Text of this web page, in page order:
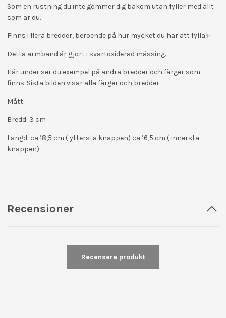
Som en rustning du inte gömmer dig bakom utan fyller med allt
som är du.
Finns i flera bredder, beroende på hur mycket du har att fylla✨
Detta armband är gjort i svartoxiderad mässing.
Här under ser du exempel på andra bredder och färger som
finns. Sista bilden visar alla färger och bredder.
Mått:
Bredd: 3 cm
Längd: ca 18,5 cm ( yttersta knappen) ca 16,5 cm ( innersta
knappen)
Recensioner
Recensera produkt